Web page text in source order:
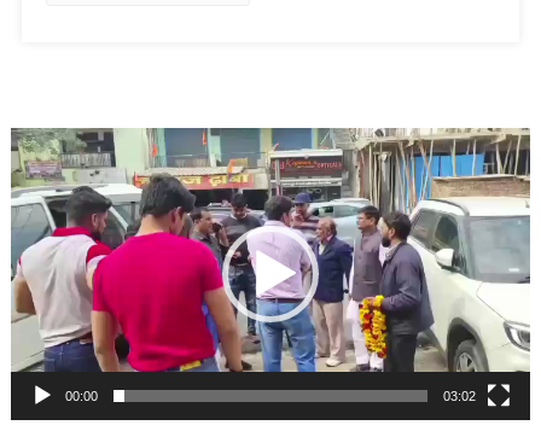
Video
Player
00:00 03:02